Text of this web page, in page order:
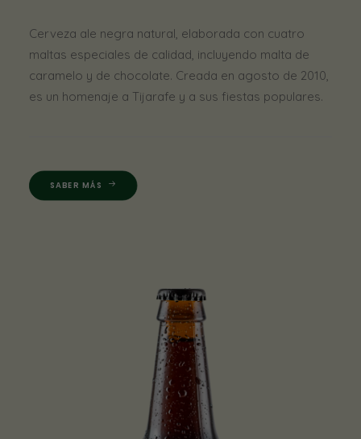
Cerveza ale negra natural, elaborada con cuatro
maltas especiales de calidad, incluyendo malta de
caramelo y de chocolate. Creada en agosto de 2010,
es un homenaje a Tijarafe y a sus fiestas populares.
SABER MÁS